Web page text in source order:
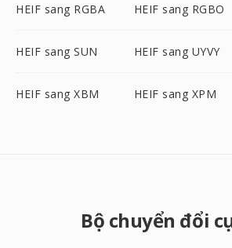
HEIF sang RGBA HEIF sang RGBO
HEIF sang SUN HEIF sang UYVY
HEIF sang XBM HEIF sang XPM
Bộ chuyển đổi